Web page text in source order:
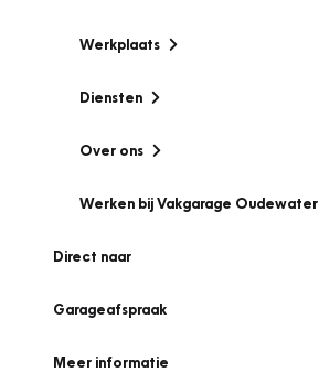
Werkplaats
Diensten
Over ons
Werken bij Vakgarage Oudewater
Direct naar
Garageafspraak
Meer informatie